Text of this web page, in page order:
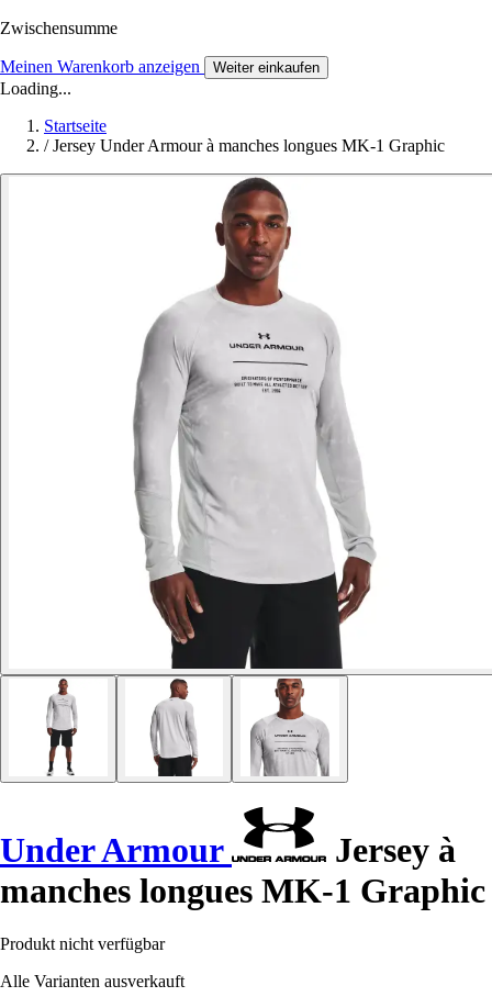
Zwischensumme
Meinen Warenkorb anzeigen Weiter einkaufen
Loading...
Startseite
/ Jersey Under Armour à manches longues MK-1 Graphic
Under Armour
Jersey à
manches longues MK-1 Graphic
Produkt nicht verfügbar
Alle Varianten ausverkauft